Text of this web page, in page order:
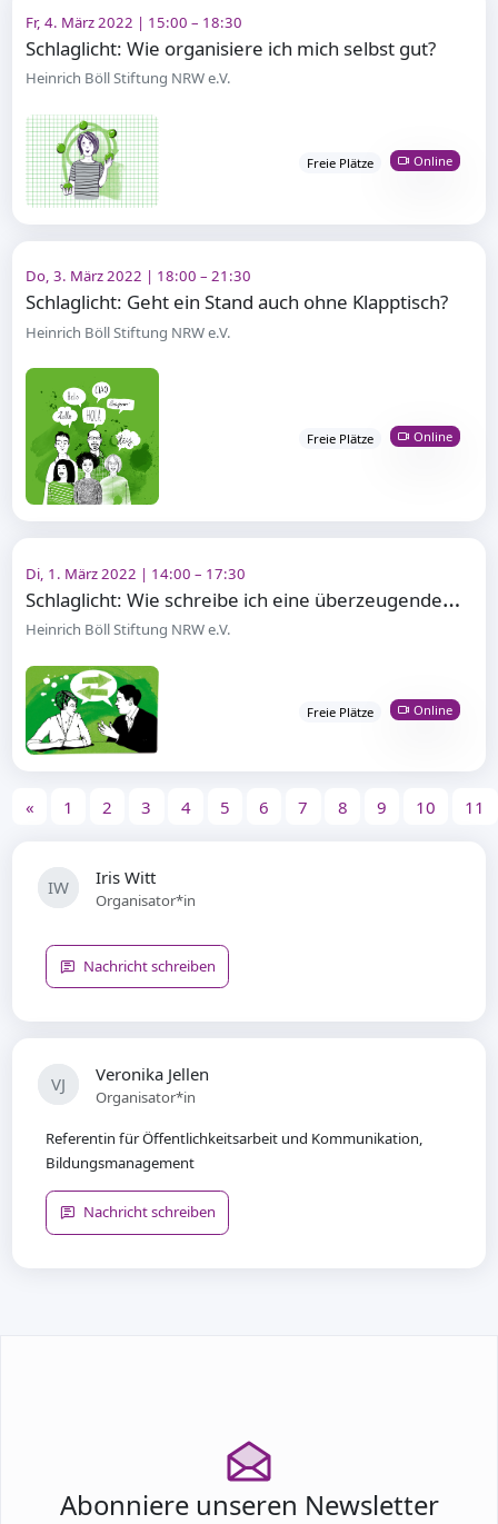
Fr, 4. März 2022 | 15:00 – 18:30
Schlaglicht: Wie organisiere ich mich selbst gut?
Heinrich Böll Stiftung NRW e.V.
Freie Plätze Online
Do, 3. März 2022 | 18:00 – 21:30
Schlaglicht: Geht ein Stand auch ohne Klapptisch?
Heinrich Böll Stiftung NRW e.V.
Freie Plätze Online
Di, 1. März 2022 | 14:00 – 17:30
S
chlaglicht: Wie schreibe ich eine überzeugende Rede?
Heinrich Böll Stiftung NRW e.V.
Freie Plätze Online
« 1 2 3 4 5 6 7 8 9 10 11
IW Iris Witt
Organisator*in
Nachricht schreiben
VJ Veronika Jellen
Organisator*in
Referentin für Öffentlichkeitsarbeit und Kommunikation,
Bildungsmanagement
Nachricht schreiben
Abonniere unseren Newsletter